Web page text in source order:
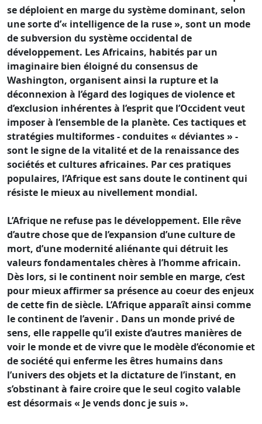
se déploient en marge du système dominant, selon
une sorte d’« intelligence de la ruse », sont un mode
de subversion du système occidental de
développement. Les Africains, habités par un
imaginaire bien éloigné du consensus de
Washington, organisent ainsi la rupture et la
déconnexion à l’égard des logiques de violence et
d’exclusion inhérentes à l’esprit que l’Occident veut
imposer à l’ensemble de la planète. Ces tactiques et
stratégies multiformes - conduites « déviantes » -
sont le signe de la vitalité et de la renaissance des
sociétés et cultures africaines. Par ces pratiques
populaires, l’Afrique est sans doute le continent qui
résiste le mieux au nivellement mondial.
L’Afrique ne refuse pas le développement. Elle rêve
d’autre chose que de l’expansion d’une culture de
mort, d’une modernité aliénante qui détruit les
valeurs fondamentales chères à l’homme africain.
Dès lors, si le continent noir semble en marge, c’est
pour mieux affirmer sa présence au coeur des enjeux
de cette fin de siècle. L’Afrique apparaît ainsi comme
le continent de l’avenir . Dans un monde privé de
sens, elle rappelle qu’il existe d’autres manières de
voir le monde et de vivre que le modèle d’économie et
de société qui enferme les êtres humains dans
l’univers des objets et la dictature de l’instant, en
s’obstinant à faire croire que le seul cogito valable
est désormais « Je vends donc je suis ».